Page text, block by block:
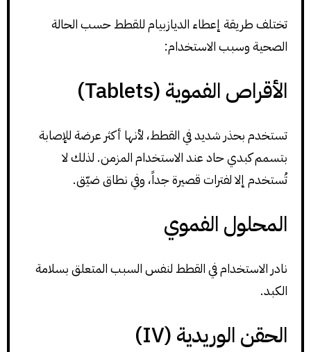
تختلف طريقة إعطاء الديازبيام للقطط حسب الحالة
الصحية وسبب الاستخدام:
الأقراص الفموية (Tablets)
تستخدم بحذر شديد في القطط، لأنها أكثر عرضة للإصابة
بتسمم كبدي حاد عند الاستخدام المزمن. لذلك لا
تُستخدم إلا لفترات قصيرة جداً، وفي نطاق ضيّق.
المحلول الفموي
نادر الاستخدام في القطط لنفس السبب المتعلق بسلامة
الكبد.
الحقن الوريدية (IV)